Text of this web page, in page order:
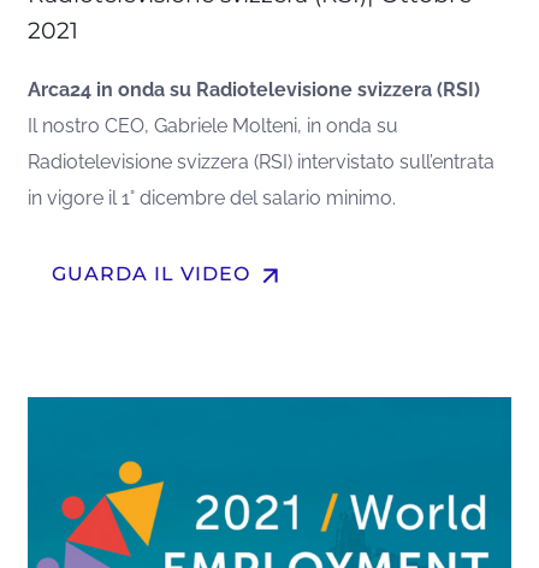
2021
Arca24 in onda su Radiotelevisione svizzera (RSI)
Il nostro CEO, Gabriele Molteni, in onda su
Radiotelevisione svizzera (RSI) intervistato sull’entrata
in vigore il 1° dicembre del salario minimo.
GUARDA IL VIDEO arrow_upward